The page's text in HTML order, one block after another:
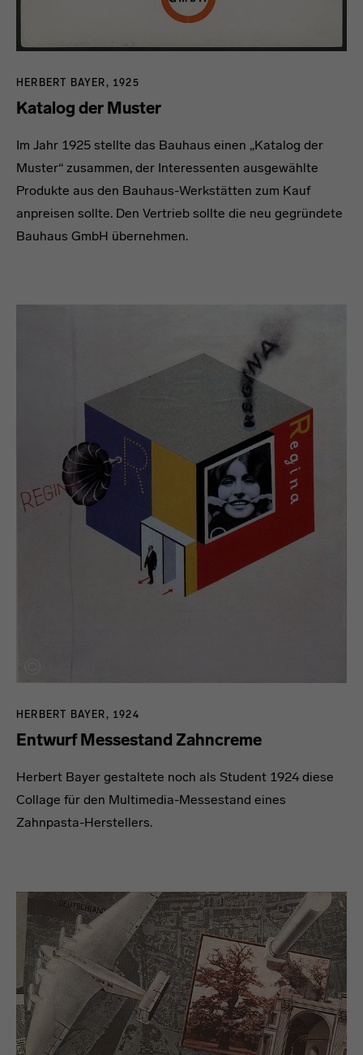
HERBERT BAYER, 1925
Katalog der Muster
Im Jahr 1925 stellte das Bauhaus einen „Katalog der
Muster“ zusammen, der Interessenten ausgewählte
Produkte aus den Bauhaus-Werkstätten zum Kauf
anpreisen sollte. Den Vertrieb sollte die neu gegründete
Bauhaus GmbH übernehmen.
HERBERT BAYER, 1924
Entwurf Messestand Zahncreme
Herbert Bayer gestaltete noch als Student 1924 diese
Collage für den Multimedia-Messestand eines
Zahnpasta-Herstellers.